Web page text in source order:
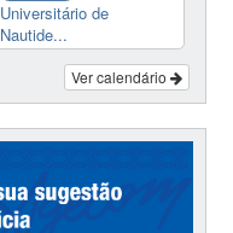
Universitário de
Nautide...
Ver calendário